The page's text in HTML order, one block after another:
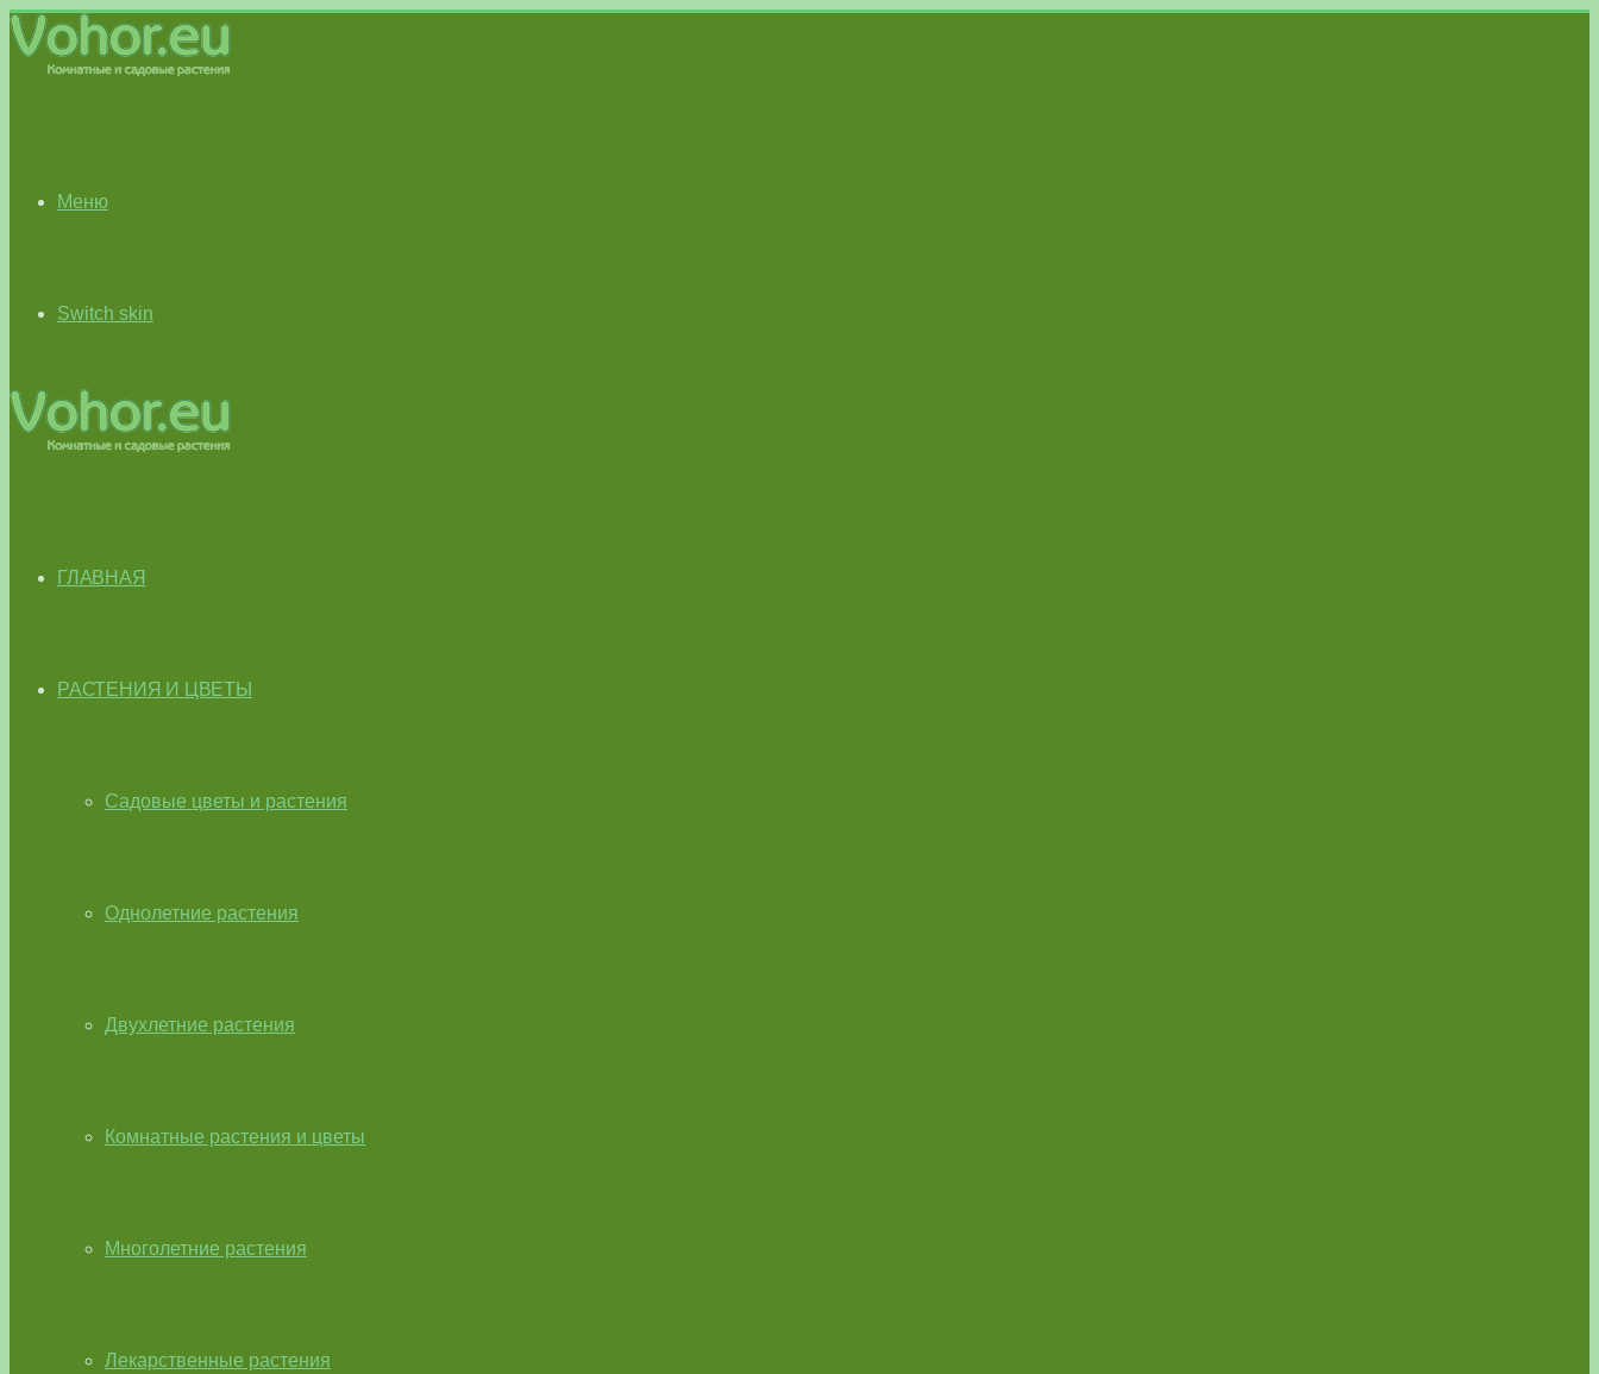
Меню
Switch skin
ГЛАВНАЯ
РАСТЕНИЯ И ЦВЕТЫ
Садовые цветы и растения
Однолетние растения
Двухлетние растения
Комнатные растения и цветы
Многолетние растения
Лекарственные растения